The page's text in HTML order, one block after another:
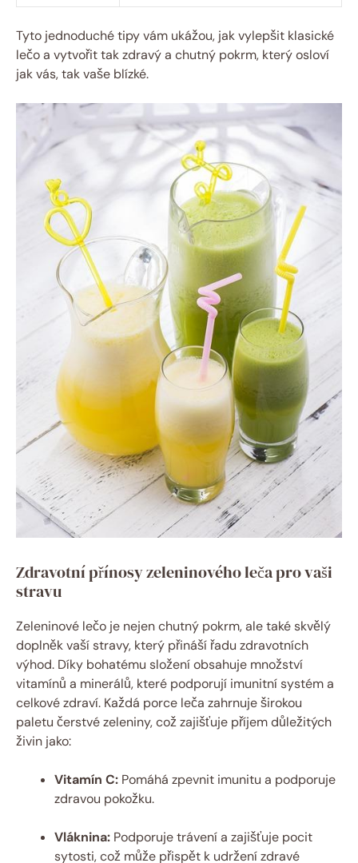
Tyto jednoduché tipy vám ukážou, jak vylepšit klasické
lečo a vytvořit tak zdravý a chutný pokrm, který osloví
jak vás, tak vaše blízké.
Zdravotní přínosy zeleninového leča pro vaši
stravu
Zeleninové lečo je nejen chutný pokrm, ale také skvělý
doplněk vaší stravy, který přináší řadu zdravotních
výhod. Díky bohatému složení obsahuje množství
vitamínů a minerálů, které podporují imunitní systém a
celkové zdraví. Každá porce leča zahrnuje širokou
paletu čerstvé zeleniny, což zajišťuje příjem důležitých
živin jako:
Vitamín C: Pomáhá zpevnit imunitu a podporuje
zdravou pokožku.
Vláknina: Podporuje trávení a zajišťuje pocit
sytosti, což může přispět k udržení zdravé